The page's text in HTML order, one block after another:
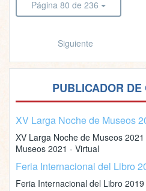
Página 80 de 236
Siguiente
PUBLICADOR DE
XV Larga Noche de Museos
XV Larga Noche de Museos
Museos 2021 - Virtual
Feria Internacional del Libro
Feria Internacional del Libro 2019